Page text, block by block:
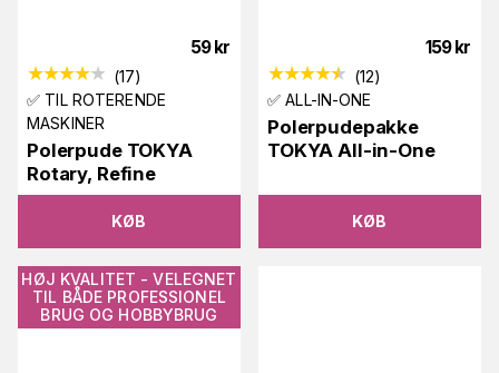
59 kr
(17)
✅ TIL ROTERENDE
MASKINER
Polerpude TOKYA
Rotary, Refine
KØB
159 kr
(12)
✅ ALL-IN-ONE
Polerpudepakke
TOKYA All-in-One
KØB
HØJ KVALITET - VELEGNET
TIL BÅDE PROFESSIONEL
BRUG OG HOBBYBRUG